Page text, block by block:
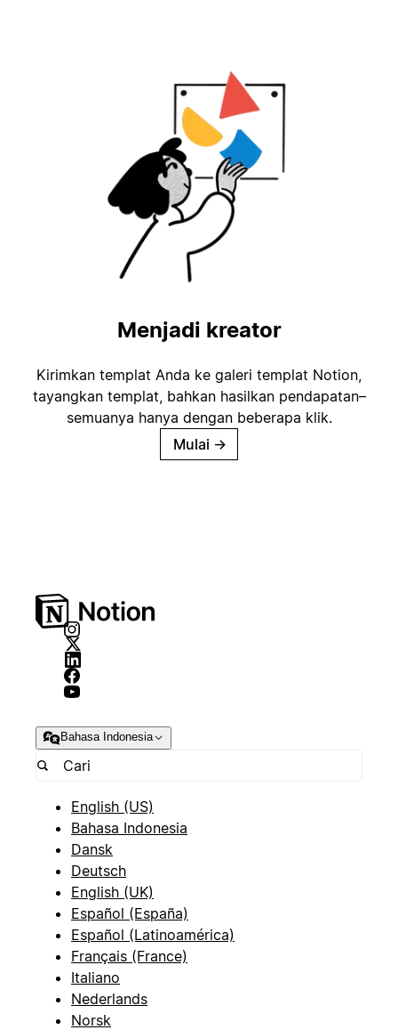
Menjadi kreator
Kirimkan templat Anda ke galeri templat Notion,
tayangkan templat, bahkan hasilkan pendapatan–
semuanya hanya dengan beberapa klik.
Mulai →
Bahasa Indonesia
English (US)
Bahasa Indonesia
Dansk
Deutsch
English (UK)
Español (España)
Español (Latinoamérica)
Français (France)
Italiano
Nederlands
Norsk